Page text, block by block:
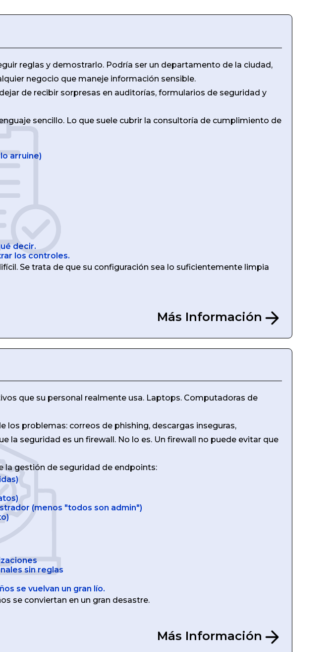
reglas y demostrarlo. Podría ser un departamento de la ciudad,
negocio que maneje información sensible.
de recibir sorpresas en auditorías, formularios de seguridad y
sencillo. Lo que suele cubrir la consultoría de cumplimiento de
arruine)
decir.
los controles.
Se trata de que su configuración sea lo suficientemente limpia
Más Información
que su personal realmente usa. Laptops. Computadoras de
problemas: correos de phishing, descargas inseguras,
la seguridad es un firewall. No lo es. Un firewall no puede evitar que
la gestión de seguridad de endpoints:
(menos "todos son admin")
sin reglas
se vuelvan un gran lío.
se conviertan en un gran desastre.
Más Información